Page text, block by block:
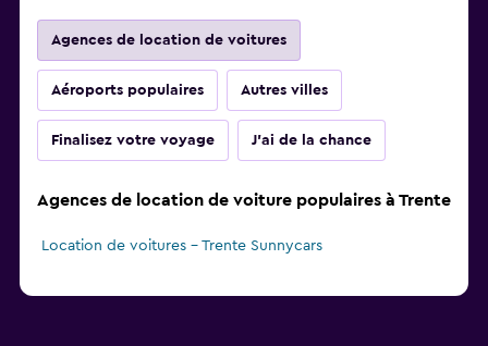
Agences de location de voitures
Aéroports populaires Autres villes
Finalisez votre voyage J'ai de la chance
Agences de location de voiture populaires à Trente
Location de voitures - Trente Sunnycars